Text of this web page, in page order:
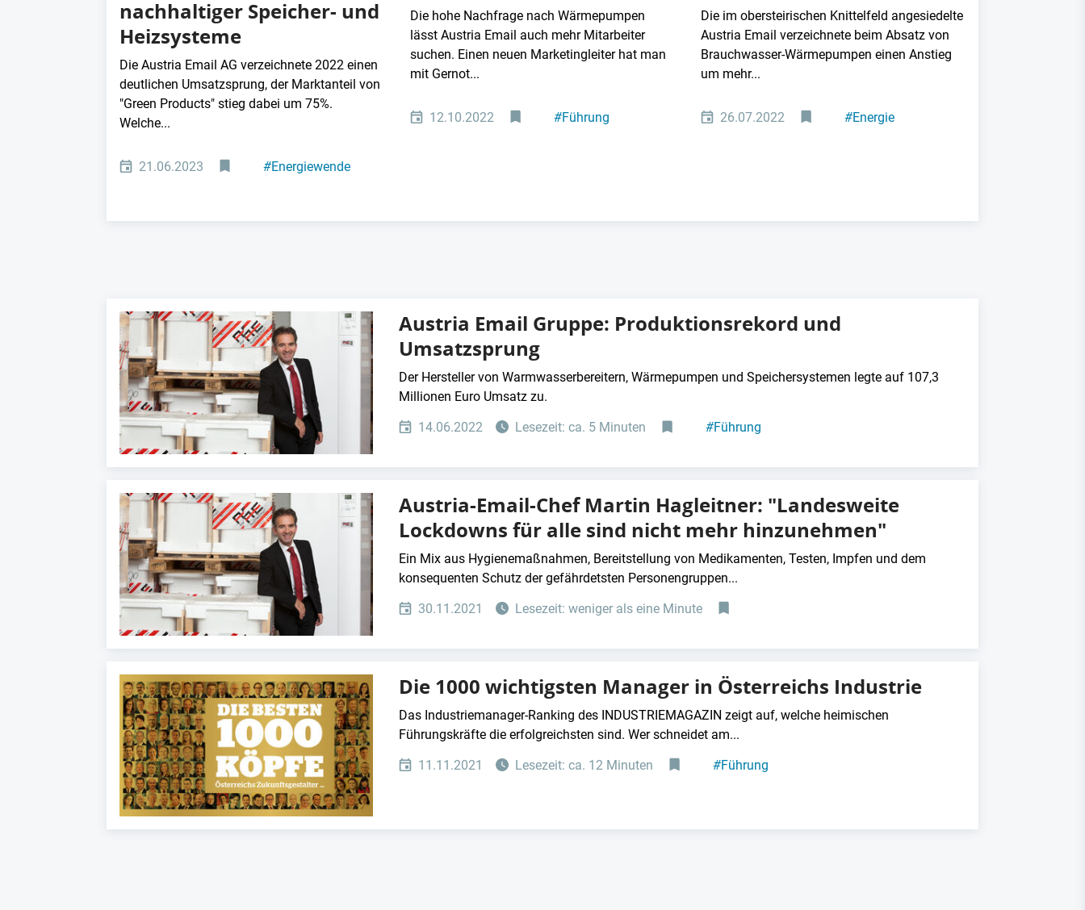
nachhaltiger Speicher- und
Heizsysteme
Die Austria Email AG verzeichnete 2022 einen
deutlichen Umsatzsprung, der Marktanteil von
"Green Products" stieg dabei um 75%.
Welche...
21.06.2023 #Energiewende
Die hohe Nachfrage nach Wärmepumpen
lässt Austria Email auch mehr Mitarbeiter
suchen. Einen neuen Marketingleiter hat man
mit Gernot...
12.10.2022 #Führung
Die im obersteirischen Knittelfeld angesiedelte
Austria Email verzeichnete beim Absatz von
Brauchwasser-Wärmepumpen einen Anstieg
um mehr...
26.07.2022 #Energie
Austria Email Gruppe: Produktionsrekord und
Umsatzsprung
Der Hersteller von Warmwasserbereitern, Wärmepumpen und Speichersystemen legte auf 107,3
Millionen Euro Umsatz zu.
14.06.2022
Lesezeit: ca. 5 Minuten #Führung
Austria-Email-Chef Martin Hagleitner: "Landesweite
Lockdowns für alle sind nicht mehr hinzunehmen"
Ein Mix aus Hygienemaßnahmen, Bereitstellung von Medikamenten, Testen, Impfen und dem
konsequenten Schutz der gefährdetsten Personengruppen...
30.11.2021
Lesezeit: weniger als eine Minute
Die 1000 wichtigsten Manager in Österreichs Industrie
Das Industriemanager-Ranking des INDUSTRIEMAGAZIN zeigt auf, welche heimischen
Führungskräfte die erfolgreichsten sind. Wer schneidet am...
11.11.2021
Lesezeit: ca. 12 Minuten #Führung